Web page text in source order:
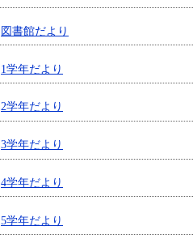
図書館だより
1学年だより
2学年だより
3学年だより
4学年だより
5学年だより